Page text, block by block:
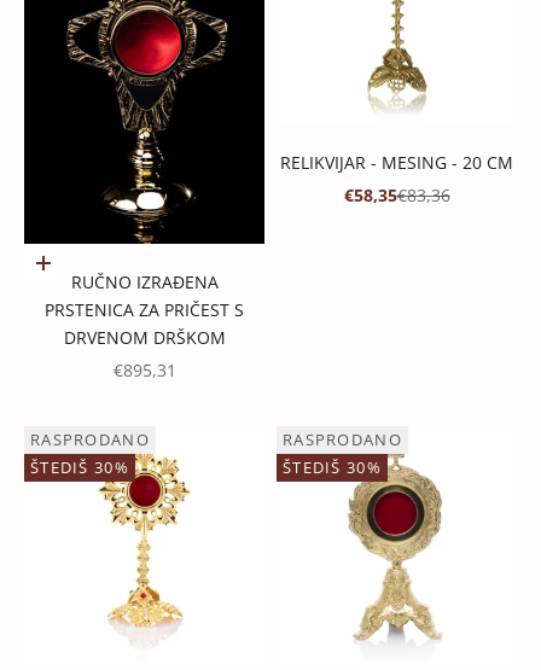
Dodaj u košaricu
RUČNO IZRAĐENA
PRSTENICA ZA PRIČEST S
DRVENOM DRŠKOM
PROMOTIVNA CIJENA
€895,31
RELIKVIJAR - MESING - 20 CM
PROMOTIVNA CIJENA
€58,35REDOVNA CIJENA
€83,36
RASPRODANO
ŠTEDIŠ 30%
RASPRODANO
ŠTEDIŠ 30%